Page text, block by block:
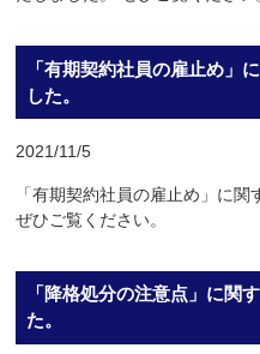
「有期契約社員の雇止め」
した。
2021/11/5
「有期契約社員の雇止め」に関
ぜひご覧ください。
「降格処分の注意点」に関
た。